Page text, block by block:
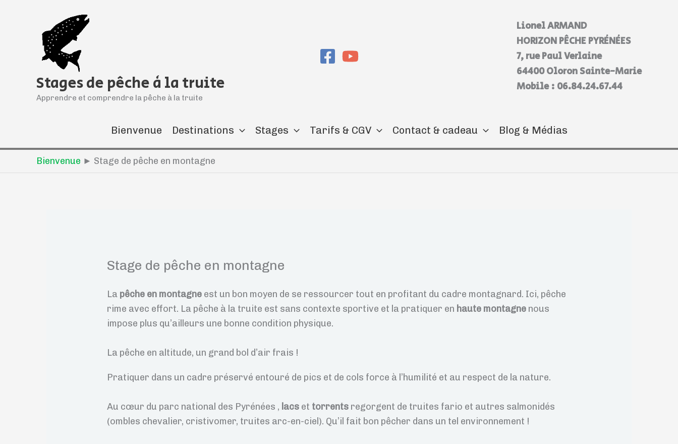
Stages de pêche à la truite
Apprendre et comprendre la pêche à la truite
Lionel ARMAND
HORIZON PÊCHE PYRÉNÉES
7, rue Paul Verlaine
64400 Oloron Sainte-Marie
Mobile : 06.84.24.67.44
Bienvenue Destinations Stages Tarifs & CGV Contact & cadeau Blog & Médias
Bienvenue ► Stage de pêche en montagne
Stage de pêche en montagne
La pêche en montagne est un bon moyen de se ressourcer tout en profitant du cadre montagnard. Ici, pêche
rime avec effort. La pêche à la truite est sans contexte sportive et la pratiquer en haute montagne nous
impose plus qu’ailleurs une bonne condition physique.
La pêche en altitude, un grand bol d’air frais !
Pratiquer dans un cadre préservé entouré de pics et de cols force à l’humilité et au respect de la nature.
Au cœur du parc national des Pyrénées , lacs et torrents regorgent de truites fario et autres salmonidés
(ombles chevalier, cristivomer, truites arc-en-ciel). Qu’il fait bon pêcher dans un tel environnement !